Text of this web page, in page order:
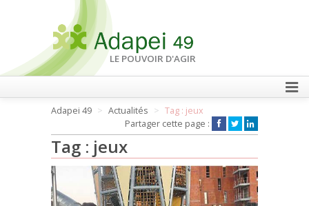
LE POUVOIR D'AGIR
FAIRE UN DON
Adapei 49 Actualités
Tag : jeux
Partager cette page :
Tag : jeux